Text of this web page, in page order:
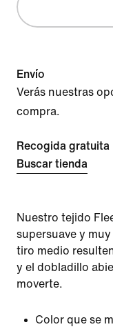
Envío
Verás nuestras
compra.
Recogida gratuita
Buscar tienda
Nuestro tejido
supersuave y
tiro medio
y el dobladillo
moverte.
Color que se